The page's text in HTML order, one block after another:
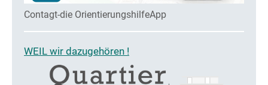
Contagt-die OrientierungshilfeApp
WEIL wir dazugehören !